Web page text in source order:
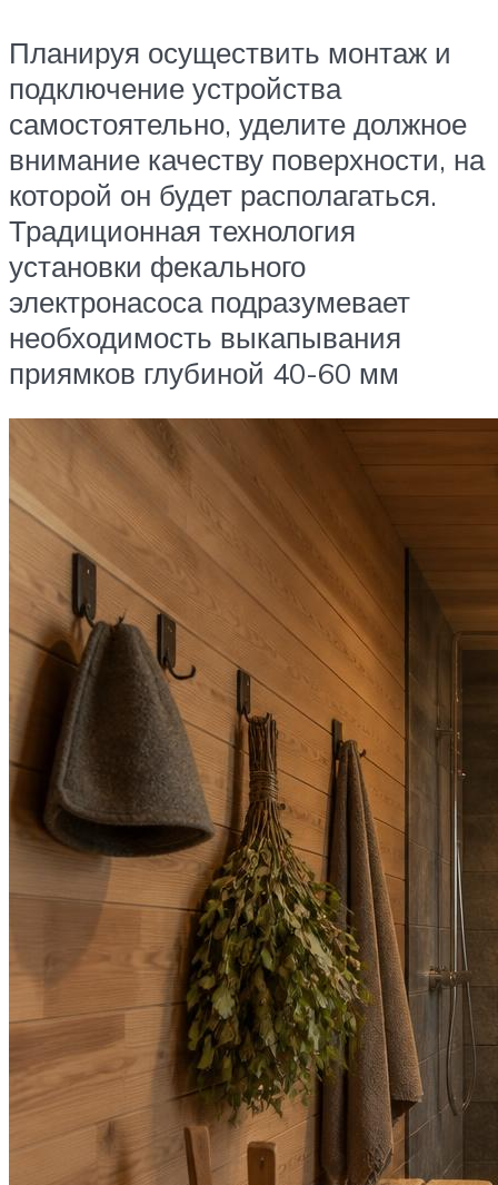
Планируя осуществить монтаж и
подключение устройства
самостоятельно, уделите должное
внимание качеству поверхности, на
которой он будет располагаться.
Традиционная технология
установки фекального
электронасоса подразумевает
необходимость выкапывания
приямков глубиной 40-60 мм